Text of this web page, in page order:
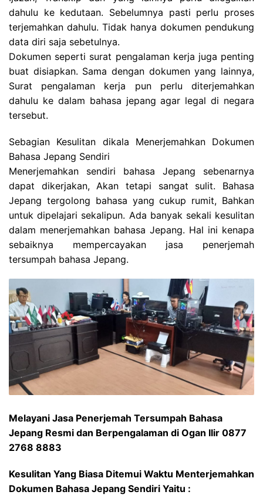
dahulu ke kedutaan. Sebelumnya pasti perlu proses
terjemahkan dahulu. Tidak hanya dokumen pendukung
data diri saja sebetulnya.
Dokumen seperti surat pengalaman kerja juga penting
buat disiapkan. Sama dengan dokumen yang lainnya,
Surat pengalaman kerja pun perlu diterjemahkan
dahulu ke dalam bahasa jepang agar legal di negara
tersebut.
Sebagian Kesulitan dikala Menerjemahkan Dokumen
Bahasa Jepang Sendiri
Menerjemahkan sendiri bahasa Jepang sebenarnya
dapat dikerjakan, Akan tetapi sangat sulit. Bahasa
Jepang tergolong bahasa yang cukup rumit, Bahkan
untuk dipelajari sekalipun. Ada banyak sekali kesulitan
dalam menerjemahkan bahasa Jepang. Hal ini kenapa
sebaiknya mempercayakan jasa penerjemah
tersumpah bahasa Jepang.
Melayani Jasa Penerjemah Tersumpah Bahasa
Jepang Resmi dan Berpengalaman di Ogan Ilir 0877
2768 8883
Kesulitan Yang Biasa Ditemui Waktu Menterjemahkan
Dokumen Bahasa Jepang Sendiri Yaitu :